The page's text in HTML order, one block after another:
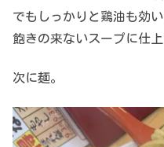
でもしっかりと鶏油も効
飽きの来ないスープに仕上
次に麺。